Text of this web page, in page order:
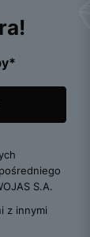
S.A.
z innymi